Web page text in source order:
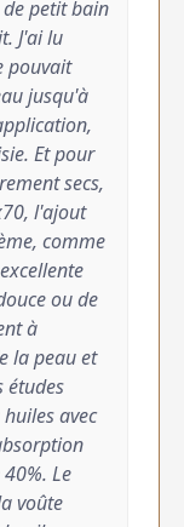
petit bain
J'ai lu
pouvait
jusqu'à
Et pour
secs,
l'ajout
comme
ou de
à
la peau et
études
avec
Le
voûte